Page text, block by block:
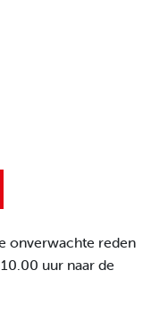
onverwachte reden
uur naar de